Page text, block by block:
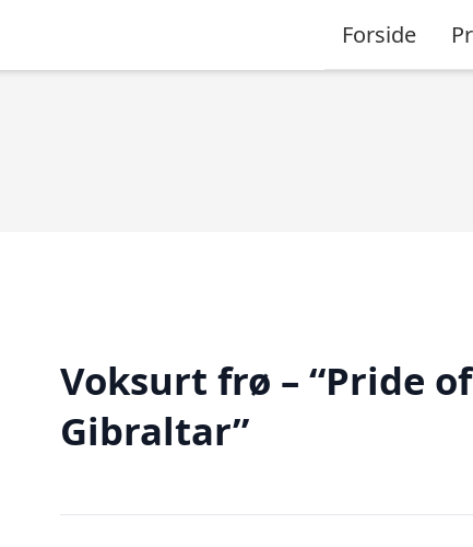
Forside
Voksurt frø – “Pride of
Gibraltar”